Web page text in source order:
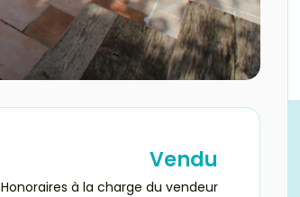
Vendu
Honoraires à la charge du vendeur